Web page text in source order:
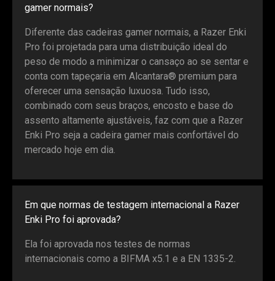
gamer normais?
Diferente das cadeiras gamer normais, a Razer Enki
Pro foi projetada para uma distribuição ideal do
peso de modo a minimizar o cansaço ao se sentar e
conta com tapeçaria em Alcantara® premium para
oferecer uma sensação luxuosa. Tudo isso,
combinado com seus braços, encosto e base do
assento altamente ajustáveis, faz com que a Razer
Enki Pro seja a cadeira gamer mais confortável do
mercado hoje em dia.
Em que normas de testagem internacional a Razer
Enki Pro foi aprovada?
Ela foi aprovada nos testes de normas
internacionais como a BIFMA x5.1 e a EN 1335-2.